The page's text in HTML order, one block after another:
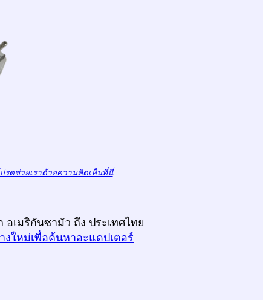
รดช่วยเราด้วยความคิดเห็นที่นี่.
เมริกันซามัว ถึง ประเทศไทย
งใหม่เพื่อค้นหาอะแดปเตอร์